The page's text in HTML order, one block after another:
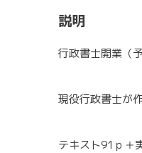
説明
行政書士開業（
現役行政書士が
テキスト91ｐ＋